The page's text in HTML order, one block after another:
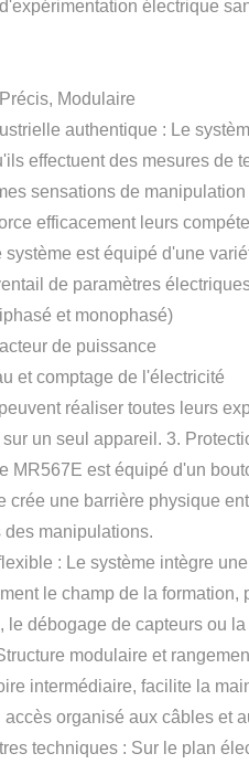
électrique
Précis, Modulaire
authentique : Le
effectuent des mesures de
sensations de
efficacement leurs
système est équipé d'une
de paramètres
et monophasé)
de puissance
et comptage de l'électricité
réaliser toutes leurs
un seul appareil. 3.
MR567E est équipé d'un
crée une barrière physique
manipulations.
: Le système intègre
le champ de la
le débogage de capteurs ou
modulaire et
intermédiaire, facilite la
organisé aux câbles et
techniques : Sur le plan